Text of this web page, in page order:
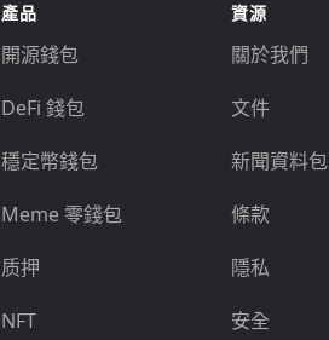
產品
開源錢包
DeFi 錢包
穩定幣錢包
Meme 零錢包
质押
NFT
資源
關於我們
文件
新聞資料包
條款
隱私
安全